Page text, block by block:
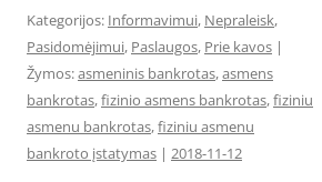
Kategorijos: Informavimui, Nepraleisk,
Pasidomėjimui, Paslaugos, Prie kavos |
Žymos:asmeninis bankrotas,asmens
bankrotas,fizinio asmens bankrotas,fiziniu
asmenu bankrotas,fiziniu asmenu
bankroto įstatymas | 2018-11-12